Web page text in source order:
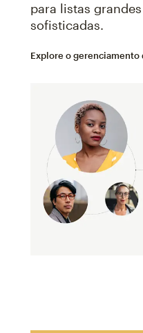
para listas
sofisticadas.
Explore o gerenciamento